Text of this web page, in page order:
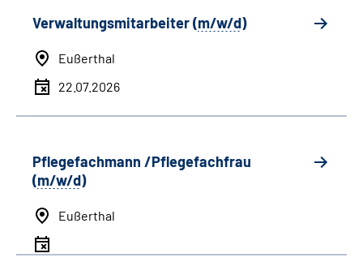
Verwaltungsmitarbeiter (m/w/d)
Eußerthal
22.07.2026
Pflegefachmann /Pflegefachfrau
(m/w/d)
Eußerthal